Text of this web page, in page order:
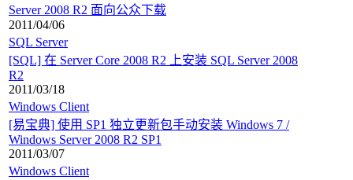
Server 2008 R2 面向公众下载
2011/04/06
SQL Server
[SQL] 在 Server Core 2008 R2 上安装 SQL Server 2008
R2
2011/03/18
Windows Client
[易宝典] 使用 SP1 独立更新包手动安装 Windows 7 /
Windows Server 2008 R2 SP1
2011/03/07
Windows Client